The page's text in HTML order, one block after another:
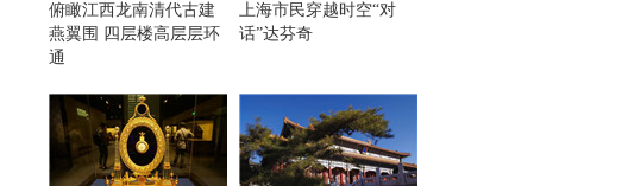
俯瞰江西龙南清代古建
燕翼围 四层楼高层层环
通
上海市民穿越时空“对
话”达芬奇